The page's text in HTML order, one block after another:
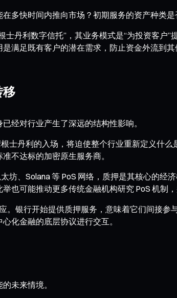
多快时间内推向市场？初期服务的资产种类
士丹利数字信托”，其业务模式是“为投资客
满足既有客户的潜在需求，防止资金外流到
移
经对行业产生了深远的结构性影响。
士丹利的入场，将迫使整个行业重新定义什
不达标的加密原生服务商。
坊、Solana 等 PoS 网络，质押是其核心的
也可能推动更多传统金融机构研究 PoS 机制
。银行开始提供质押服务，意味着它们间接
化金融的底层协议进行交互。
未来情境。